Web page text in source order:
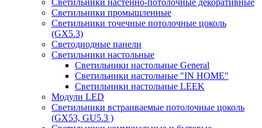
Светильники настенно-потолочные декоративные
Светильники промышленные
Светильники точечные потолочные цоколь
(GX5.3)
Светодиодные панели
Cветильники настольные
Светильники настольные General
Светильники настольные "IN HOME"
Светильники настольные LEEK
Модули LED
Светильники встраиваемые потолочные цоколь
(GX53, GU5.3 )